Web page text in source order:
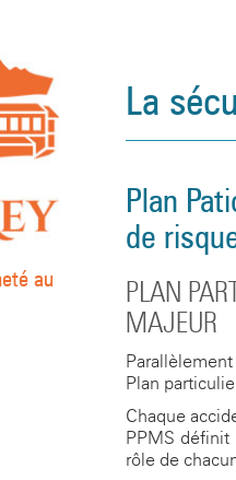
au
La
Plan
de
PLAN
MAJEUR
Plan
Chaque
PPMS
rôle de